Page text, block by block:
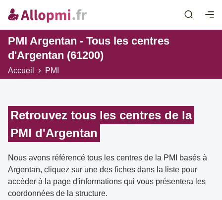
PMI Argentan - Tous les centres
d'Argentan (61200)
Accueil PMI
Retrouvez tous les centres de la
PMI d'Argentan
Nous avons référencé tous les centres de la PMI basés à
Argentan, cliquez sur une des fiches dans la liste pour
accéder à la page d'informations qui vous présentera les
coordonnées de la structure.